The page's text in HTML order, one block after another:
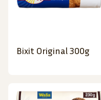
Bixit Original 300g